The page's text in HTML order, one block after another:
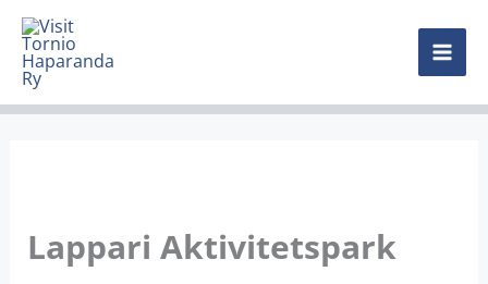
Hoppa
innehåll
Lappari Aktivitetspark